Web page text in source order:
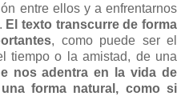
entre ellos y a enfrentarnos
El texto transcurre de forma
, como puede ser el
tiempo o la amistad, de una
nos adentra en la vida de
forma natural, como si